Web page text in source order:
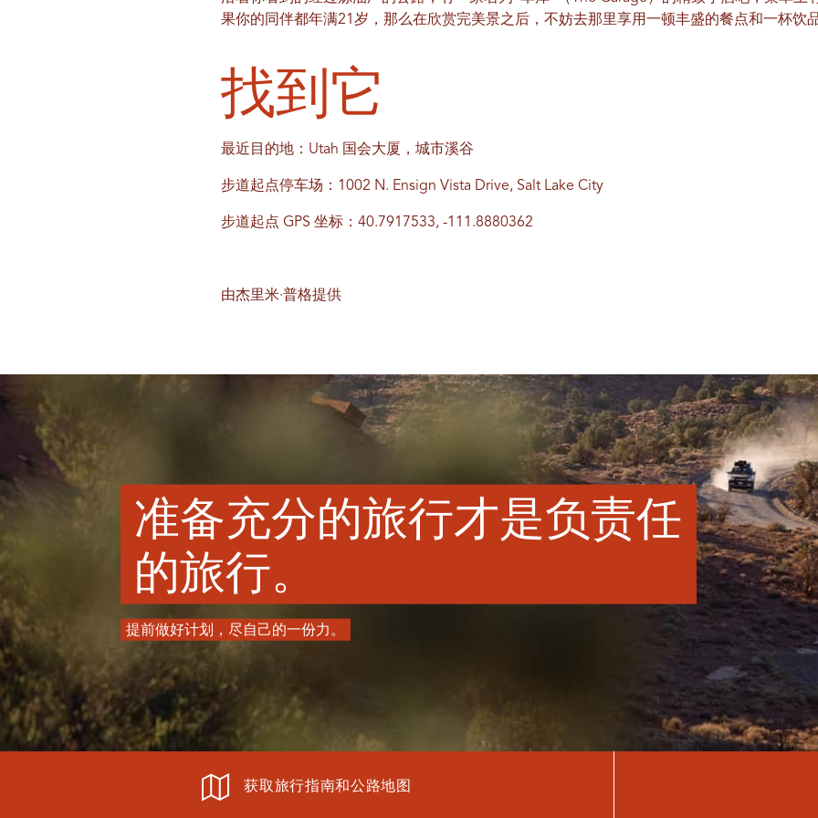
果你的同伴都年满21岁，那么在欣赏完美景之后，不妨去那里享用一顿丰盛的餐点和一杯饮
找到它
最近目的地：Utah 国会大厦，城市溪谷
步道起点停车场：1002 N. Ensign Vista Drive, Salt Lake City
步道起点 GPS 坐标：40.7917533, -111.8880362
由杰里米·普格提供
准备充分的旅行才是负责任
的旅行。
提前做好计划，尽自己的一份力。
获取旅行指南和公路地图